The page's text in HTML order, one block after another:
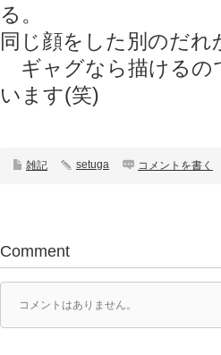
る。
同じ顔をした別のだ
ギャグなら描けるの
います(笑)
雑記 setuga コメントを書く
Comment
コメントはありません。